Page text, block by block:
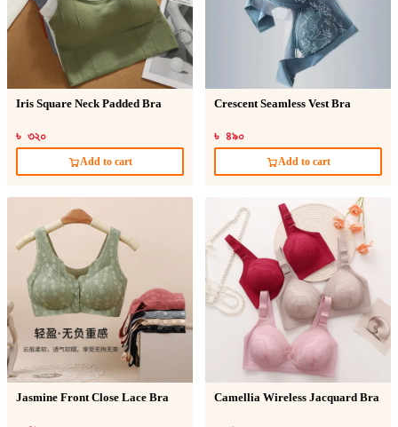
Iris Square Neck Padded Bra
৳ ৩২০
Add to cart
Crescent Seamless Vest Bra
৳ ৪৯০
Add to cart
Jasmine Front Close Lace Bra Camellia Wireless Jacquard Bra